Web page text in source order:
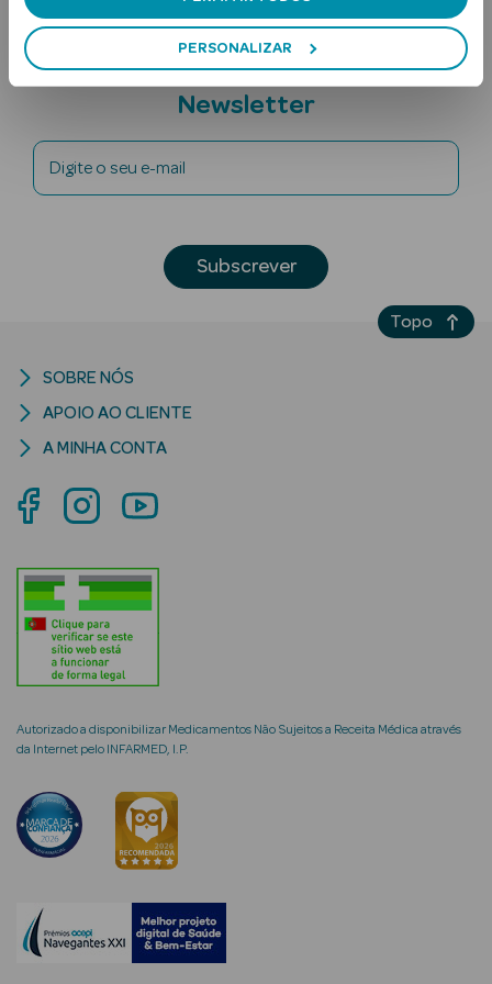
PERSONALIZAR
Lábios
Criança
Rosto e
Ver Tudo
Rosto
Hidratantes
Séruns Faciais
Anti-
envelhecimento
Subscreva a
Newsletter
Digite o seu e-mail
Subscrever
Autorizado a disponibilizar Medicamentos Não Sujeitos a Receita Médica através
da Internet pelo INFARMED, I.P.
SOBRE NÓS
APOIO AO CLIENTE
A MINHA CONTA
Topo